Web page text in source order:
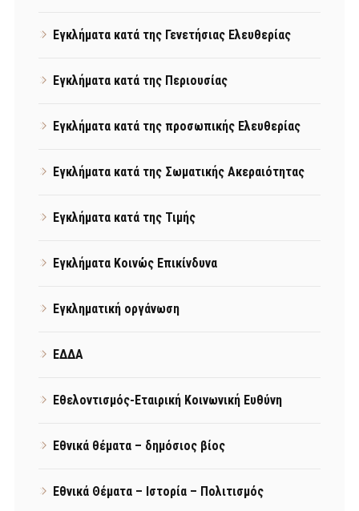
Εγκλήματα κατά της Γενετήσιας Ελευθερίας
Εγκλήματα κατά της Περιουσίας
Εγκλήματα κατά της προσωπικής Ελευθερίας
Εγκλήματα κατά της Σωματικής Ακεραιότητας
Εγκλήματα κατά της Τιμής
Εγκλήματα Κοινώς Επικίνδυνα
Εγκληματική οργάνωση
ΕΔΔΑ
Εθελοντισμός-Εταιρική Κοινωνική Ευθύνη
Εθνικά θέματα – δημόσιος βίος
Εθνικά Θέματα – Ιστορία – Πολιτισμός